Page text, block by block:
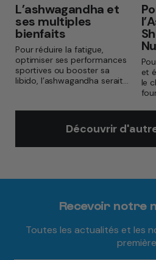
L’ashwagandha et
ses multiples
bienfaits
Pour réduire la fatigue,
optimiser ses performances
sportives ou booster sa
libido, l’ashwagandha serait
dans la médecine douce, elle
se démocratise dans le
monde du sport grâce à ses
et
le
Découvrir
Recevoir notre
Toutes les actualités et les
première